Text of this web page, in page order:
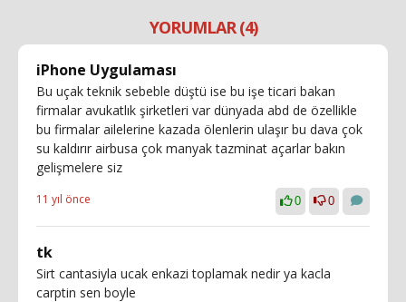
YORUMLAR (4)
iPhone Uygulaması
Bu uçak teknik sebeble düştü ise bu işe ticari bakan
firmalar avukatlık şirketleri var dünyada abd de özellikle
bu firmalar ailelerine kazada ölenlerin ulaşır bu dava çok
su kaldırır airbusa çok manyak tazminat açarlar bakın
gelişmelere siz
11 yıl önce 0 0
tk
Sirt cantasiyla ucak enkazi toplamak nedir ya kacla
carptin sen boyle